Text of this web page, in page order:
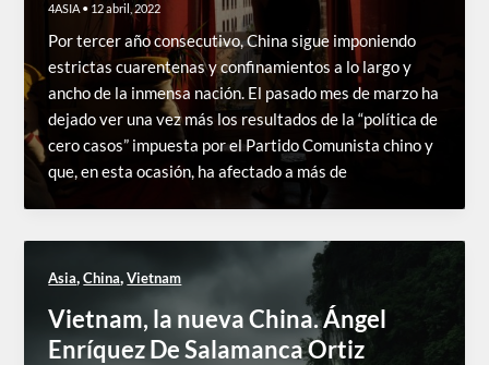
4ASIA • 12 abril, 2022
Por tercer año consecutivo, China sigue imponiendo
estrictas cuarentenas y confinamientos a lo largo y
ancho de la inmensa nación. El pasado mes de marzo ha
dejado ver una vez más los resultados de la “política de
cero casos” impuesta por el Partido Comunista chino y
que, en esta ocasión, ha afectado a más de
Asia,China,Vietnam
Vietnam, la nueva China. Ángel
Enríquez De Salamanca Ortiz